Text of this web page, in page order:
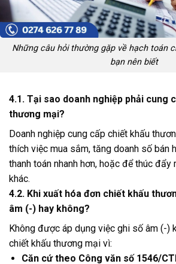
Những câu hỏi thường gặp về hạch toán
bạn nên biết
4.1. Tại sao doanh nghiệp phải cung
thương mại?
Doanh nghiệp cung cấp chiết khấu
thích việc mua sắm, tăng doanh số bán
thanh toán nhanh hơn, hoặc để thúc đẩy
khác.
4.2. Khi xuất hóa đơn chiết khấu
âm (-) hay không?
Không được áp dụng việc ghi số âm (-)
chiết khấu thương mại vì:
Căn cứ theo Công văn số 1546/